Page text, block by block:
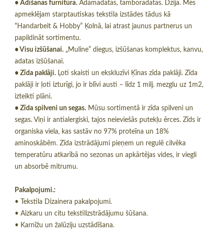
• Adīšanas furnitūra. Adāmadatas, tamboradatas. Dzija. Mēs
apmeklējam starptautiskas tekstila izstādes tādus kā
“Handarbeit & Hobby” Ķolnā, lai atrast jaunus partnerus un
papildināt sortimentu.
• Visu izšūšanai. „Muline” diegus, izšūšanas komplektus, kanvu,
adatas izšūšanai.
• Zīda paklāji. Ļoti skaisti un ekskluzīvi Ķīnas zīda paklāji. Zīda
paklāji ir ļoti izturīgi, jo ir blīvi austi – līdz 1 milj. mezglu uz 1m2,
izteikti plāni.
• Zīda spilveni un segas. Mūsu sortimentā ir zīda spilveni un
segas. Viņi ir antialergiski, tajos neieviešās putekļu ērces. Zīds ir
organiska viela, kas sastāv no 97% proteīna un 18%
aminoskābēm. Zīda izstrādājumi pieņem un regulē cilvēka
temperatūru atkarībā no sezonas un apkārtējas vides, ir viegli
un absorbē mitrumu.
Pakalpojumi.:
• Tekstila Dizainera pakalpojumi.
• Aizkaru un citu tekstilizstrādājumu šūšana.
• Karnīžu un žalūziju uzstādīšana.